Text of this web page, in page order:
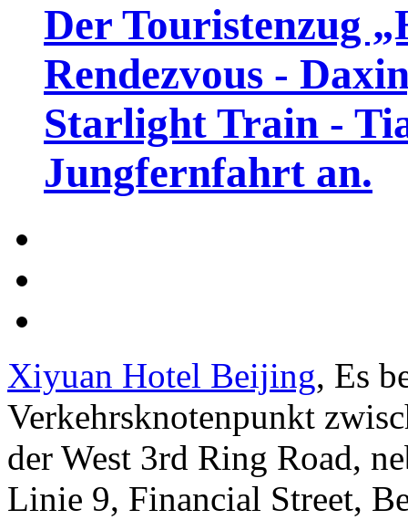
Der Touristenzug
Rendezvous -
Starlight Train -
Jungfernfahrt an.
Xiyuan Hotel Beijing, Es
Verkehrsknotenpunkt
der West 3rd Ring Road,
Linie 9, Financial Street,